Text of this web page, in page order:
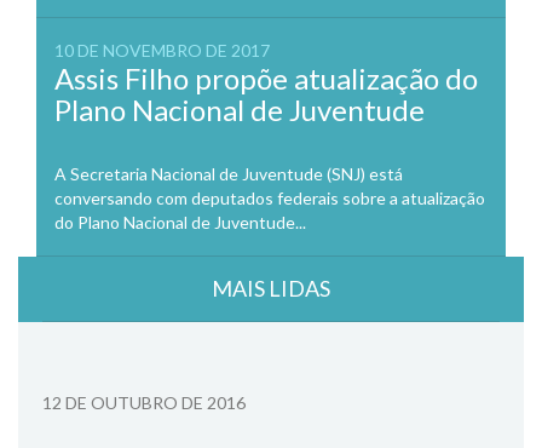
10 DE NOVEMBRO DE 2017
Assis Filho propõe atualização do
Plano Nacional de Juventude
A Secretaria Nacional de Juventude (SNJ) está
conversando com deputados federais sobre a atualização
do Plano Nacional de Juventude...
MAIS LIDAS
12 DE OUTUBRO DE 2016